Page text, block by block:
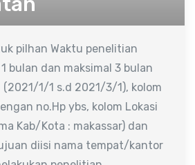
pilhan Waktu penelitian
bulan dan maksimal 3 bulan
(2021/1/1 s.d 2021/3/1), kolom
no.Hp ybs, kolom Lokasi
Kab/Kota : makassar) dan
diisi nama tempat/kantor